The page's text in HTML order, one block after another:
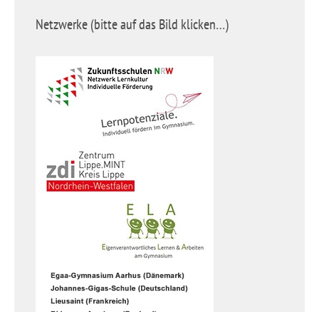
Netzwerke (bitte auf das Bild klicken…)